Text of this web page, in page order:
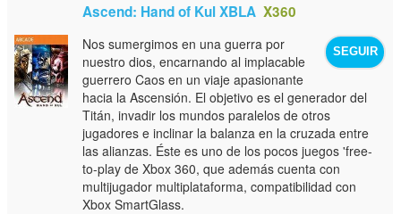
Ascend: Hand of Kul XBLA X360
SEGUIR
Nos sumergimos en una guerra por
nuestro dios, encarnando al implacable
guerrero Caos en un viaje apasionante
hacia la Ascensión. El objetivo es el generador del
Titán, invadir los mundos paralelos de otros
jugadores e inclinar la balanza en la cruzada entre
las alianzas. Éste es uno de los pocos juegos 'free-
to-play de Xbox 360, que además cuenta con
multijugador multiplataforma, compatibilidad con
Xbox SmartGlass.